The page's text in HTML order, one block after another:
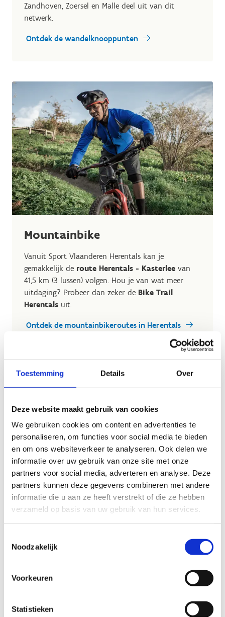
Toestemming Details Over
Deze website maakt gebruik van cookies
We gebruiken cookies om content en advertenties te
personaliseren, om functies voor social media te bieden
en om ons websiteverkeer te analyseren. Ook delen we
informatie over uw gebruik van onze site met onze
partners voor social media, adverteren en analyse. Deze
partners kunnen deze gegevens combineren met andere
informatie die u aan ze heeft verstrekt of die ze hebben
verzameld op basis van uw gebruik van hun services.
Noodzakelijk
Voorkeuren
Statistieken
Zandhoven, Zoersel en Malle deel uit van dit
netwerk.
Ontdek de wandelknooppunten
Mountainbike
Vanuit Sport Vlaanderen Herentals kan je
gemakkelijk de route Herentals - Kasterlee van
41,5 km (3 lussen) volgen. Hou je van wat meer
uitdaging? Probeer dan zeker de Bike Trail
Herentals uit.
Ontdek de mountainbikeroutes in Herentals
Extra sportplezier
Kajak
kajakken. Geniet van de afvaart van de Nete naar